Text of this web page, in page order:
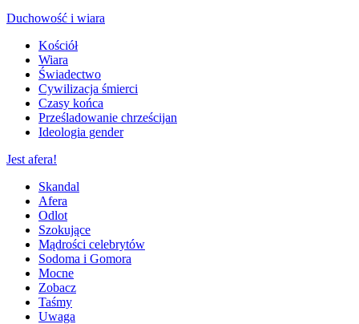
Duchowość i wiara
Kościół
Wiara
Świadectwo
Cywilizacja śmierci
Czasy końca
Prześladowanie chrześcijan
Ideologia gender
Jest afera!
Skandal
Afera
Odlot
Szokujące
Mądrości celebrytów
Sodoma i Gomora
Mocne
Zobacz
Taśmy
Uwaga